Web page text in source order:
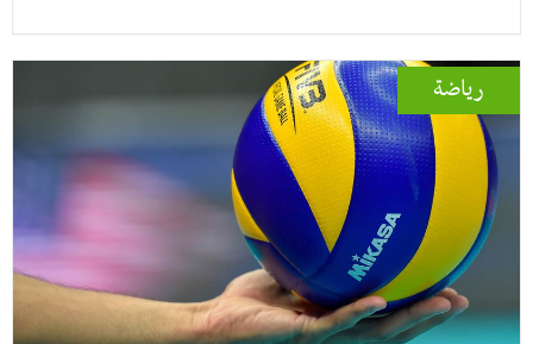
رياضة